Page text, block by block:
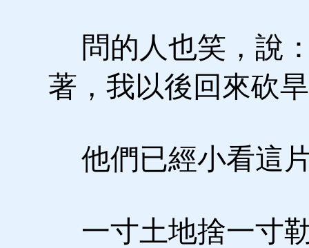
問的人也笑，說
著，我以後回來砍
他們已經小看這
一寸土地捨一寸